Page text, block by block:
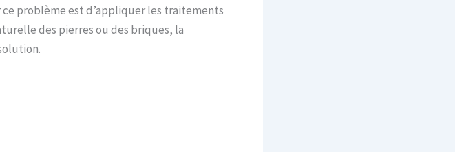
problème est d’appliquer les traitements
des pierres ou des briques, la